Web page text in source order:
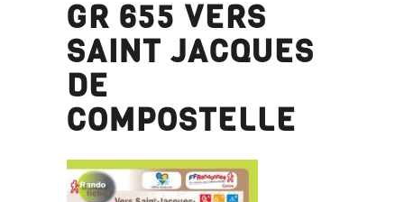
GR 655 VERS
SAINT JACQUES
DE
COMPOSTELLE